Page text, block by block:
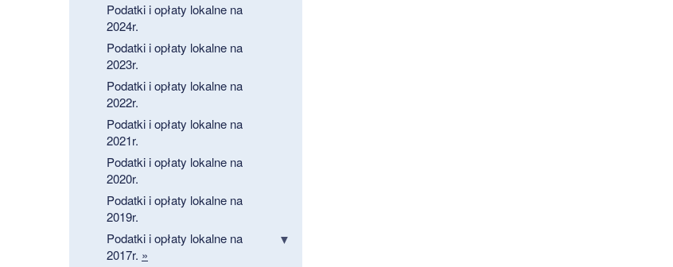
Podatki i opłaty lokalne na
2024r.
Podatki i opłaty lokalne na
2023r.
Podatki i opłaty lokalne na
2022r.
Podatki i opłaty lokalne na
2021r.
Podatki i opłaty lokalne na
2020r.
Podatki i opłaty lokalne na
2019r.
Podatki i opłaty lokalne na
2017r. »